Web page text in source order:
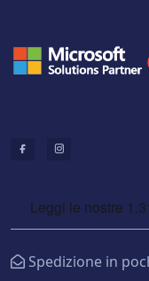
Spedizione in